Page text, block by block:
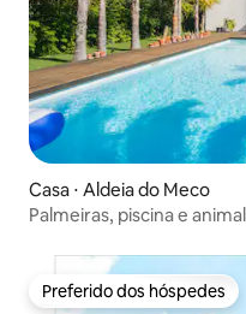
Casa ⋅ Aldeia do Meco
Palmeiras, piscina e
Preferido dos hóspedes
Preferido dos hóspedes